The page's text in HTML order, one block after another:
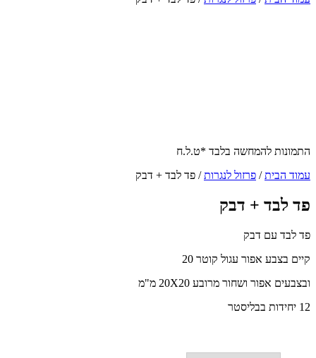
התמונות להמחשה בלבד *ט.ל.ח
עמוד הבית/ פרזול לנגרות/ פד לבד + דבק
פד לבד + דבק
פד לבד עם דבק
קיים בצבע אפור עגול קוטר 20
ובצבעים אפור ושחור מרובע 20X20 מ"מ
12 יחידות בבליסטר